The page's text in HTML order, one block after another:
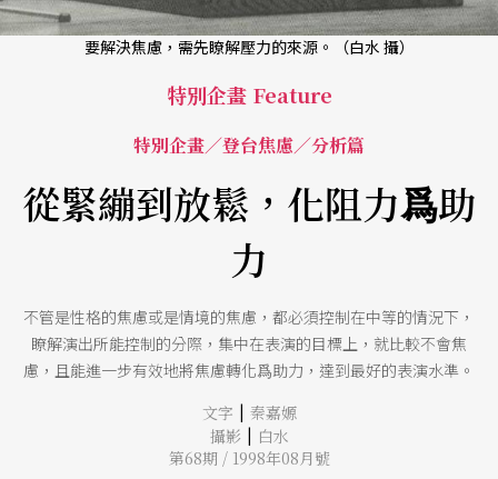
要解決焦慮，需先瞭解壓力的來源。（白水 攝）
特別企畫 Feature
特別企畫／登台焦慮／分析篇
從緊繃到放鬆，化阻力爲助
力
不管是性格的焦慮或是情境的焦慮，都必須控制在中等的情況下，
瞭解演出所能控制的分際，集中在表演的目標上，就比較不會焦
慮，且能進一步有效地將焦慮轉化爲助力，達到最好的表演水準。
文字 | 秦嘉嫄
攝影 | 白水
第68期 / 1998年08月號